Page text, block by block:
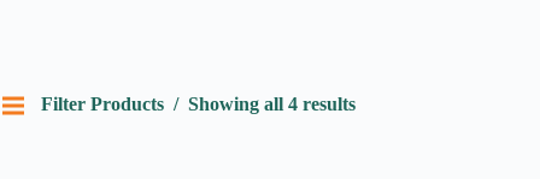
Filter Products Showing all 4 results